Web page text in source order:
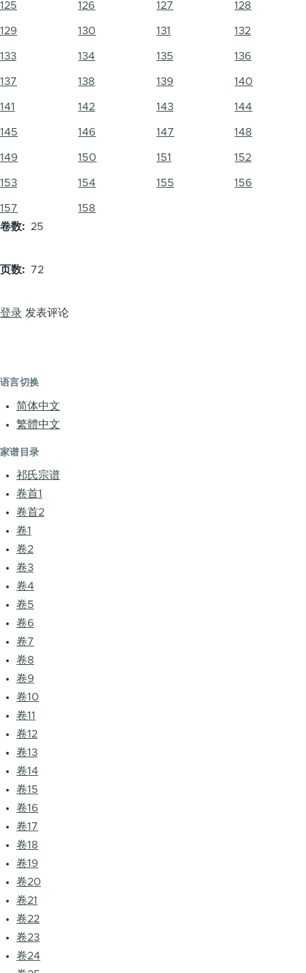
125 126 127 128
129 130 131 132
133 134 135 136
137 138 139 140
141 142 143 144
145 146 147 148
149 150 151 152
153 154 155 156
157
158
卷数
25
页数 72
登录 发表评论
语言切换
简体中文
繁體中文
家谱目录
祁氏宗谱
卷首1
卷首2
卷1
卷2
卷3
卷4
卷5
卷6
卷7
卷8
卷9
卷10
卷11
卷12
卷13
卷14
卷15
卷16
卷17
卷18
卷19
卷20
卷21
卷22
卷23
卷24